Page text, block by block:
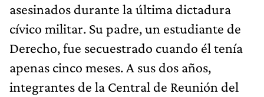
asesinados durante la última dictadura
cívico militar. Su padre, un estudiante de
Derecho, fue secuestrado cuando él tenía
apenas cinco meses. A sus dos años,
integrantes de la Central de Reunión del